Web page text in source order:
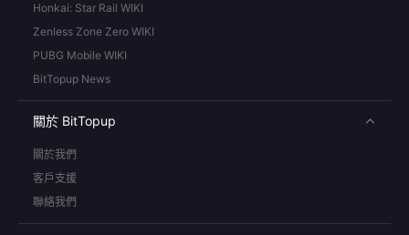
Honkai: Star Rail WIKI
Zenless Zone Zero WIKI
PUBG Mobile WIKI
BitTopup News
關於 BitTopup
關於我們
客戶支援
聯絡我們